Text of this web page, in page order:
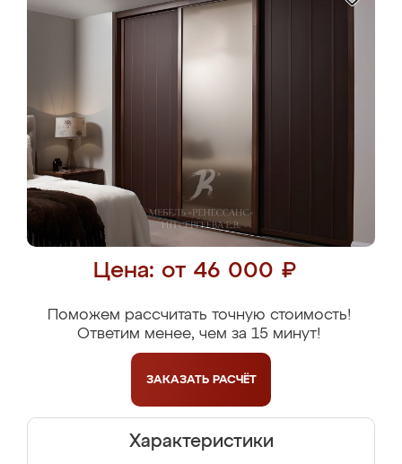
Цена: от 46 000 ₽
Поможем рассчитать точную стоимость!
Ответим менее, чем за 15 минут!
ЗАКАЗАТЬ РАСЧЁТ
Характеристики